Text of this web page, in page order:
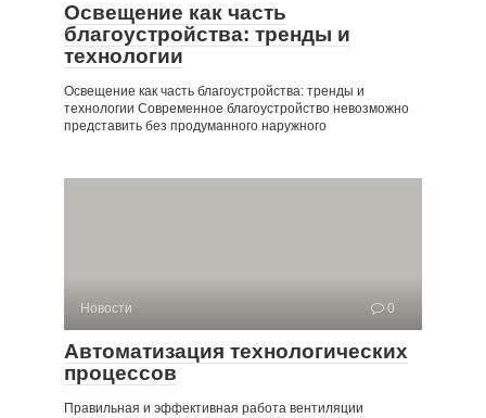
Освещение как часть
благоустройства: тренды и
технологии
Освещение как часть благоустройства: тренды и
технологии Современное благоустройство невозможно
представить без продуманного наружного
Новости 0
Автоматизация технологических
процессов
Правильная и эффективная работа вентиляции